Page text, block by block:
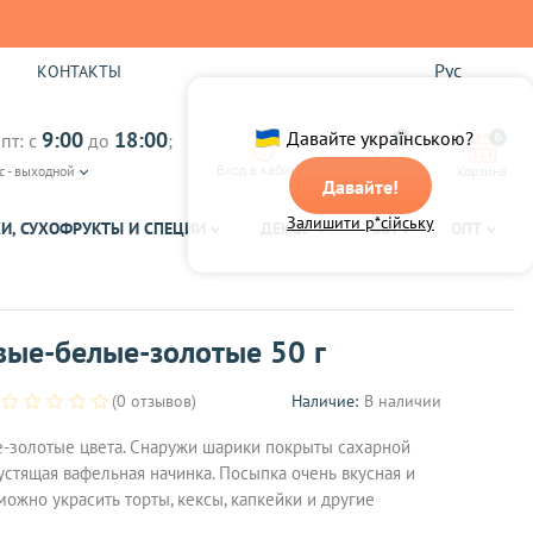
Давайте українською?
Давайте!
Залишити р*сійську
КОНТАКТЫ Рус
с 9:00 до 18:00;
- выходной Вход в кабинет
0
СУХОФРУКТЫ И СПЕЦИИ ДЕКОР ЧАЙ
белые-золотые 50 г
(0 отзывов) Наличие: В наличии
цвета. Снаружи шарики покрыты сахарной
вафельная начинка. Посыпка очень вкусная и
украсить торты, кексы, капкейки и другие